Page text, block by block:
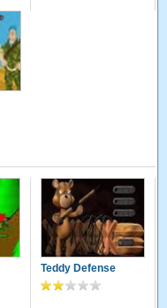
Teddy Defense